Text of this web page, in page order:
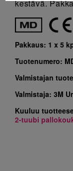
kestävä.
Pakkaus: 1 x 5
Tuotenumero:
Valmistajan
Valmistaja: 3M
Kuuluu
2-tuubi